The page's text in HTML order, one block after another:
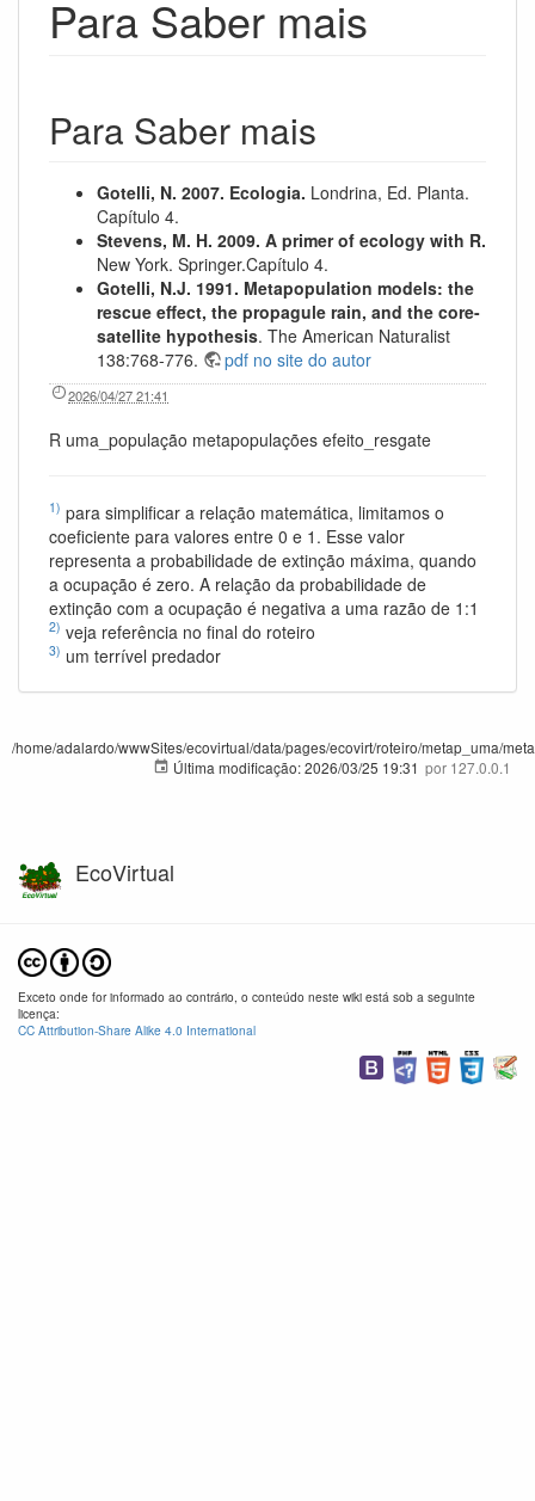
Para Saber mais
Para Saber mais
Gotelli, N. 2007. Ecologia. Londrina, Ed. Planta.
Capítulo 4.
Stevens, M. H. 2009. A primer of ecology with R.
New York. Springer.Capítulo 4.
Gotelli, N.J. 1991. Metapopulation models: the
rescue effect, the propagule rain, and the core-
satellite hypothesis. The American Naturalist
138:768-776.
pdf no site do autor
2026/04/27 21:41
R uma_população metapopulações efeito_resgate
1) para simplificar a relação matemática, limitamos o
coeficiente para valores entre 0 e 1. Esse valor
representa a probabilidade de extinção máxima, quando
a ocupação é zero. A relação da probabilidade de
extinção com a ocupação é negativa a uma razão de 1:1
2) veja referência no final do roteiro
3) um terrível predador
/home/adalardo/wwwSites/ecovirtual/data/pages/ecovirt/roteiro/metap_uma/
Última modificação:2026/03/25 19:31 por 127.0.0.1
EcoVirtual
Exceto onde for informado ao contrário, o conteúdo neste wiki está sob a seguinte
licença:
CC Attribution-Share Alike 4.0 International